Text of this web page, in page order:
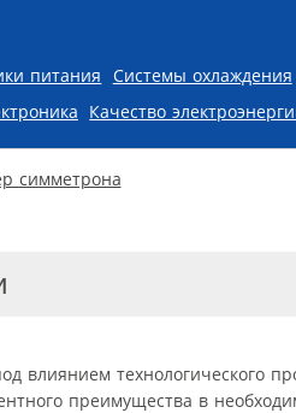
питания Системы охлаждения
Качество
влиянием технологического
преимущества в